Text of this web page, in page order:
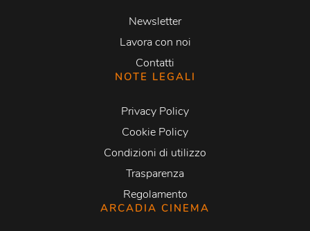
Newsletter
Lavora con noi
Contatti
NOTE LEGALI
Privacy Policy
Cookie Policy
Condizioni di utilizzo
Trasparenza
Regolamento
ARCADIA CINEMA